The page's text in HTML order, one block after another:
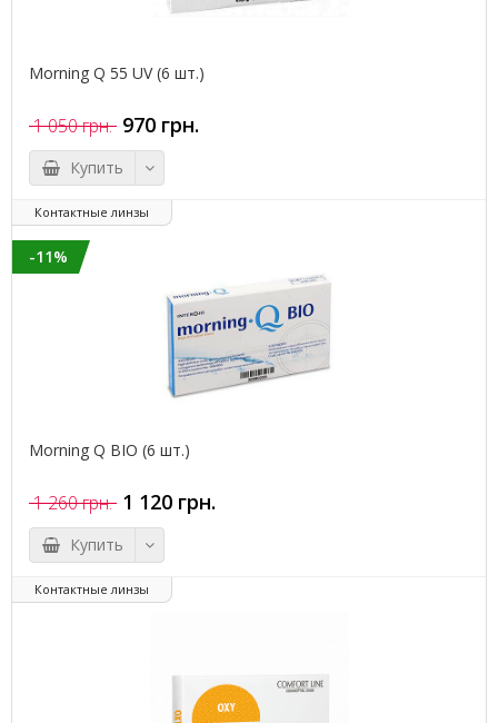
Morning Q 55 UV (6 шт.)
1 050 грн. 970 грн.
Купить
Контактные линзы
-11%
Morning Q BIO (6 шт.)
1 260 грн. 1 120 грн.
Купить
Контактные линзы